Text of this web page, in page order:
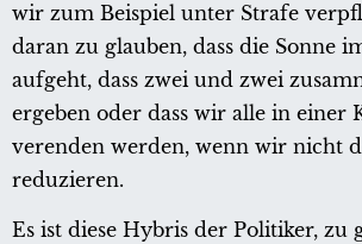
wir zum Beispiel unter Strafe
daran zu glauben, dass die Sonne
aufgeht, dass zwei und zwei
ergeben oder dass wir alle in einer
verenden werden, wenn wir nicht
reduzieren.
Es ist diese Hybris der Politiker, zu